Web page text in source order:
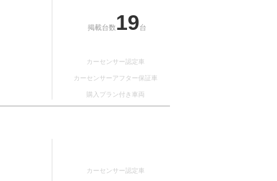
掲載台数 19台
カーセンサー認定車
カーセンサーアフター保証車
購入プラン付き車両
カーセンサー認定車